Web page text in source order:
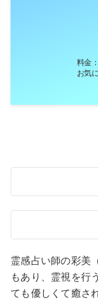
料金：
お気
霊感占い師の彩美
もあり、霊視を行
ても優しくて癒さ